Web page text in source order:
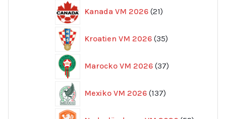
Kanada VM 2026 21
produkter
Kroatien VM 2026 35
produkter
Marocko VM 2026 37
produkter
Mexiko VM 2026 137
produkter